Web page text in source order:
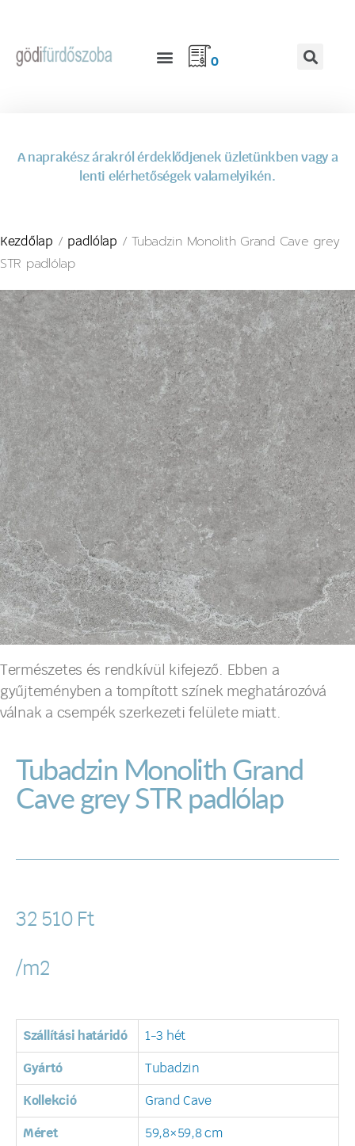
0
A naprakész árakról érdeklődjenek üzletünkben vagy a
lenti elérhetőségek valamelyikén.
Kezdőlap / padlólap / Tubadzin Monolith Grand Cave grey
STR padlólap
Természetes és rendkívül kifejező. Ebben a
gyűjteményben a tompított színek meghatározóvá
válnak a csempék szerkezeti felülete miatt.
Tubadzin Monolith Grand
Cave grey STR padlólap
32 510 Ft
/m2
Szállítási határidó 1-3 hét
Gyártó Tubadzin
Kollekció Grand Cave
Méret 59,8×59,8 cm